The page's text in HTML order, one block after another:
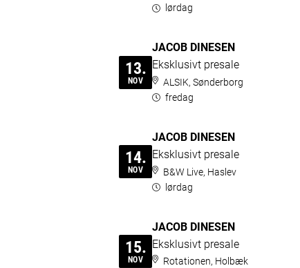
lørdag
13.
NOV
JACOB DINESEN
Eksklusivt presale
ALSIK, Sønderborg
fredag
14.
NOV
JACOB DINESEN
Eksklusivt presale
B&W Live, Haslev
lørdag
15.
NOV
JACOB DINESEN
Eksklusivt presale
Rotationen, Holbæk